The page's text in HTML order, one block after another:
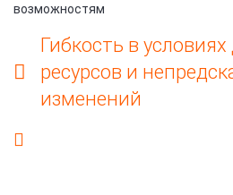
возможностям
Гибкость в
ресурсов и
изменений